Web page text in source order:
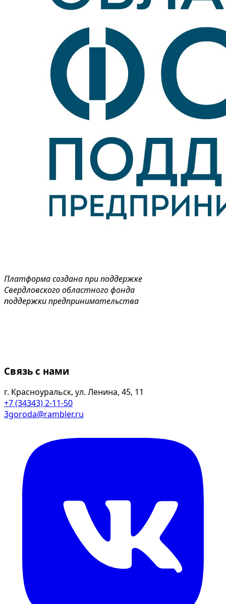
Платформа создана при поддержке
Свердловского областного фонда
поддержки предпринимательства
Связь с нами
г. Красноуральск, ул. Ленина, 45, 11
+7 (34343) 2-11-50
3goroda@rambler.ru